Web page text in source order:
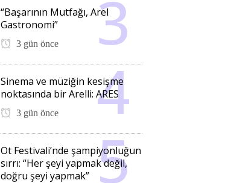
“Başarının Mutfağı, Arel
Gastronomi”
3 gün önce
Sinema ve müziğin kesişme
noktasında bir Arelli: ARES
3 gün önce
Ot Festivali’nde şampiyonluğun
sırrı: “Her şeyi yapmak değil,
doğru şeyi yapmak”